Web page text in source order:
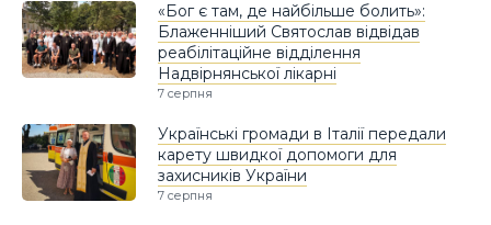
«Бог є там, де найбільше болить»:
Блаженніший Святослав відвідав
реабілітаційне відділення
Надвірнянської лікарні
7 серпня
Українські громади в Італії передали
карету швидкої допомоги для
захисників України
7 серпня